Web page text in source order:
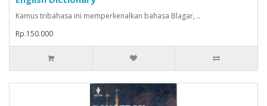
Kamus tribahasa ini memperkenalkan bahasa Blagar, ..
Rp.150.000